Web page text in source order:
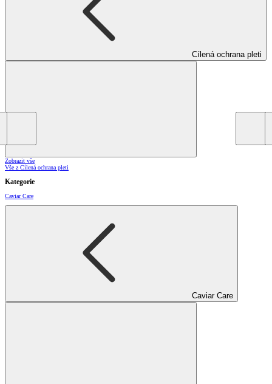
Cílená ochrana pleti
Zobrazit vše
Vše z Cílená ochrana pleti
Kategorie
Caviar Care
Caviar Care